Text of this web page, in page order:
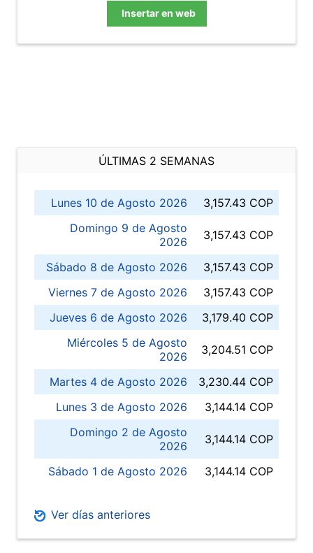
Insertar en web
ÚLTIMAS 2 SEMANAS
Lunes 10 de Agosto 2026
3,157.43 COP
Domingo 9 de Agosto
2026
3,157.43 COP
Sábado 8 de Agosto 2026
3,157.43 COP
Viernes 7 de Agosto 2026
3,157.43 COP
Jueves 6 de Agosto 2026
3,179.40 COP
Miércoles 5 de Agosto
2026
3,204.51 COP
Martes 4 de Agosto 2026
3,230.44 COP
Lunes 3 de Agosto 2026
3,144.14 COP
Domingo 2 de Agosto
2026
3,144.14 COP
Sábado 1 de Agosto 2026 3,144.14 COP
Ver días anteriores